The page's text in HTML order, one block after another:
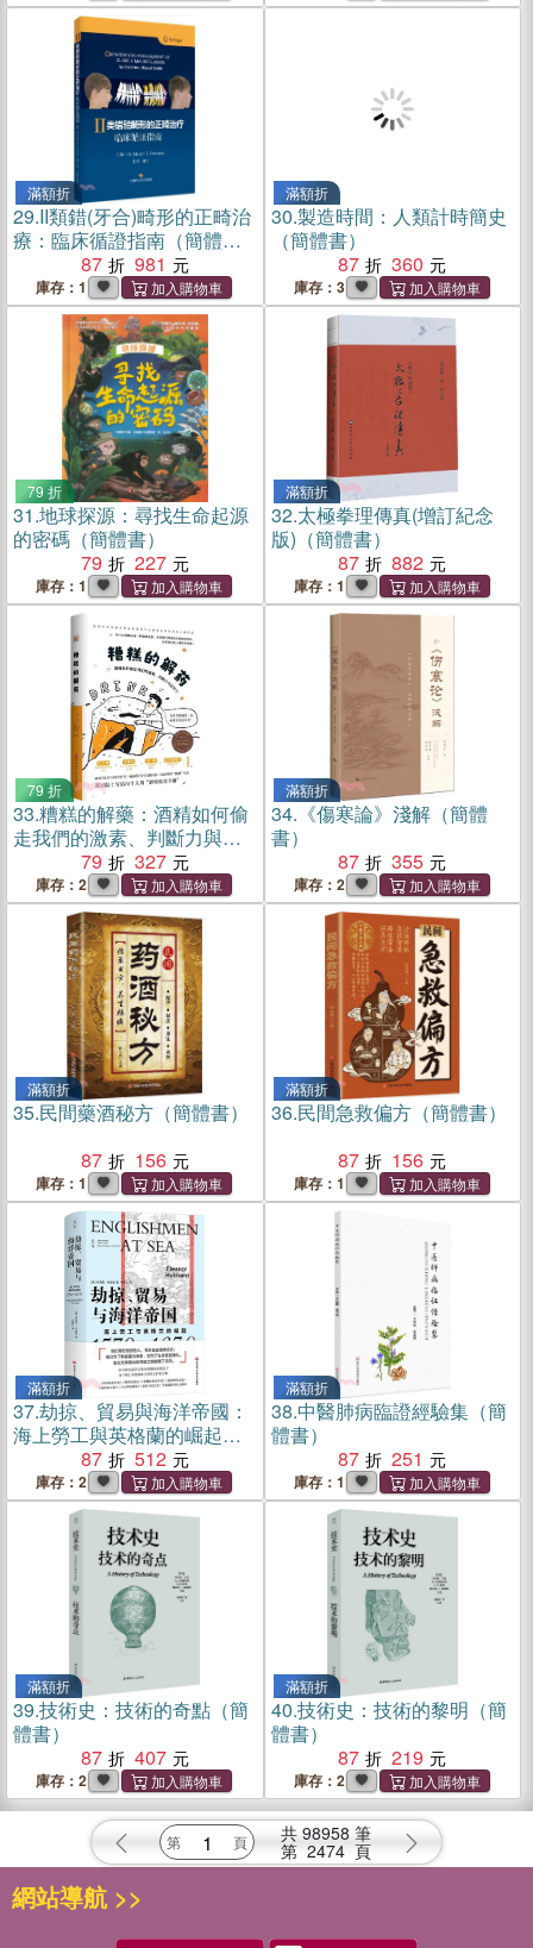
滿額折
29.II類錯(牙合)畸形的正畸治
療：臨床循證指南（簡體
87 981
庫存：1
滿額折
30.製造時間：人類計時簡史
（簡體書）
87
360
庫存：3
79 折
31.地球探源：尋找生命起源
的密碼（簡體書）
79
227
庫存：1
滿額折
32.太極拳理傳真(增訂紀念
版)（簡體書）
87
882
庫存：1
79 折
33.糟糕的解藥：酒精如何偷
走我們的激素、判斷力與自
控力（簡體書）
79 327
庫存：2
滿額折
34. 《傷寒論》淺解（簡體
書）
87
355
庫存：2
滿額折
35.民間藥酒秘方（簡體書）
87
156
庫存：1
滿額折
36.民間急救偏方（簡體書）
87
156
庫存：1
滿額折
37.劫掠、貿易與海洋帝國：
海上勞工與英格蘭的崛起
(1570-1630)（簡體書）
87 512
庫存：2
滿額折
38.中醫肺病臨證經驗集（簡
體書）
87
251
庫存：1
滿額折
39.技術史：技術的奇點（簡
體書）
87
407
庫存：2
滿額折
40.技術史：技術的黎明（簡
體書）
87
219
庫存：2
共 98958 筆
第 2474 頁
網站導航 >>